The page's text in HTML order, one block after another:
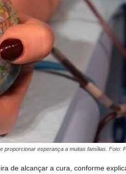
proporcionar esperança a muitas famílias. Foto:
de alcançar a cura, conforme